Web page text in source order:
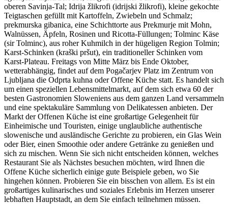
oberen Savinja-Tal; Idrija žlikrofi (idrijski žlikrofi), kleine gekochte
Teigtaschen gefüllt mit Kartoffeln, Zwiebeln und Schmalz;
prekmurska gibanica, eine Schichttorte aus Prekmurje mit Mohn,
Walnüssen, Äpfeln, Rosinen und Ricotta-Füllungen; Tolminc Käse
(sir Tolminc), aus roher Kuhmilch in der hügeligen Region Tolmin;
Karst-Schinken (kraški pršut), ein traditioneller Schinken vom
Karst-Plateau. Freitags von Mitte März bis Ende Oktober,
wetterabhängig, findet auf dem Pogačarjev Platz im Zentrum von
Ljubljana die Odprta kuhna oder Offene Küche statt. Es handelt sich
um einen speziellen Lebensmittelmarkt, auf dem sich etwa 60 der
besten Gastronomien Sloweniens aus dem ganzen Land versammeln
und eine spektakuläre Sammlung von Delikatessen anbieten. Der
Markt der Offenen Küche ist eine großartige Gelegenheit für
Einheimische und Touristen, einige unglaubliche authentische
slowenische und ausländische Gerichte zu probieren, ein Glas Wein
oder Bier, einen Smoothie oder andere Getränke zu genießen und
sich zu mischen. Wenn Sie sich nicht entscheiden können, welches
Restaurant Sie als Nächstes besuchen möchten, wird Ihnen die
Offene Küche sicherlich einige gute Beispiele geben, wo Sie
hingehen können. Probieren Sie ein bisschen von allem. Es ist ein
großartiges kulinarisches und soziales Erlebnis im Herzen unserer
lebhaften Hauptstadt, an dem Sie einfach teilnehmen müssen.